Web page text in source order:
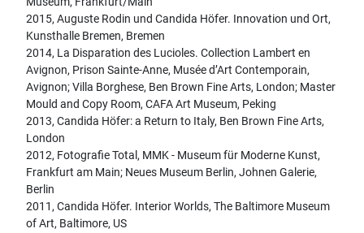
2015, Auguste Rodin und Candida Höfer. Innovation und Ort,
Kunsthalle Bremen, Bremen
2014, La Disparation des Lucioles. Collection Lambert en
Avignon, Prison Sainte-Anne, Musée d’Art Contemporain,
Avignon; Villa Borghese, Ben Brown Fine Arts, London; Master
Mould and Copy Room, CAFA Art Museum, Peking
2013, Candida Höfer: a Return to Italy, Ben Brown Fine Arts,
London
2012, Fotografie Total, MMK - Museum für Moderne Kunst,
Frankfurt am Main; Neues Museum Berlin, Johnen Galerie,
Berlin
2011, Candida Höfer. Interior Worlds, The Baltimore Museum
of Art, Baltimore, US